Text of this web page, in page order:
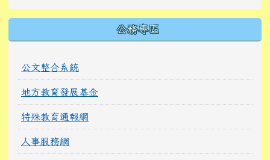
公務專區
公文整合系統
地方教育發展基金
特殊教育通報網
人事服務網